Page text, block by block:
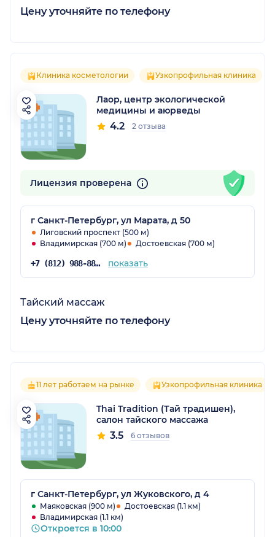
Цену уточняйте по телефону
Клиника косметологии Узкопрофильная клиника
Лаор, центр экологической
медицины и аюрведы
4.2 2 отзыва
Лицензия проверена
г Санкт-Петербург, ул Марата, д 50
Лиговский проспект (500 м)
Владимирская (700 м)
Достоевская (700 м)
+7 (812) 988-88-39 показать
Тайский массаж
Цену уточняйте по телефону
11 лет работаем на рынке Узкопрофильная клиника
Thai Tradition (Тай традишен),
салон тайского массажа
3.5 6 отзывов
г Санкт-Петербург, ул Жуковского, д 4
Маяковская (900 м)
Достоевская (1.1 км)
Владимирская (1.1 км)
Откроется в 10:00